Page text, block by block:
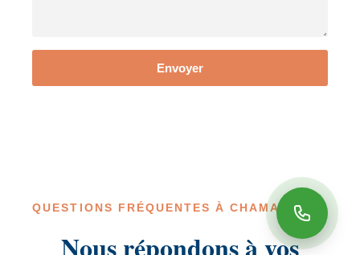
Envoyer
QUESTIONS FRÉQUENTES À CHAMARANDE
Nous répondons à vos